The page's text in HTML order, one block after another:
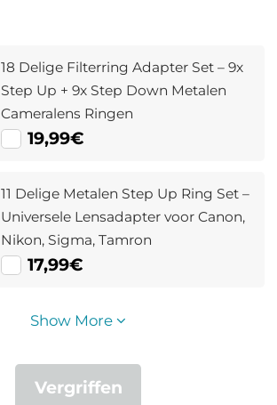
18 Delige Filterring Adapter Set – 9x
Step Up + 9x Step Down Metalen
Cameralens Ringen
19,99€
11 Delige Metalen Step Up Ring Set –
Universele Lensadapter voor Canon,
Nikon, Sigma, Tamron
17,99€
Show More
Vergriffen